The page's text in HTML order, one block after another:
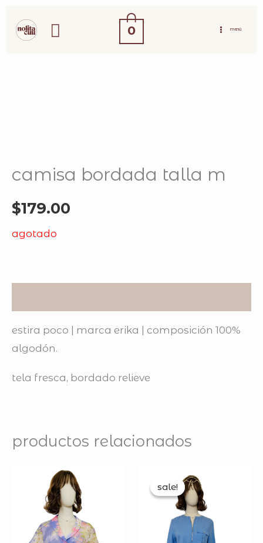
buscar 0 MENÚ
camisa bordada talla m
$179.00
agotado
estira poco | marca erika | composición 100%
algodón.
tela fresca, bordado relieve
productos relacionados
sale!
sale!
price
was:
$169.00.